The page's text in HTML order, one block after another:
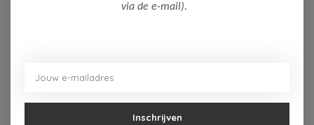
Niet op voorraad
Aan verlanglijst toevoegen
via de e-mail).
Inschrijven